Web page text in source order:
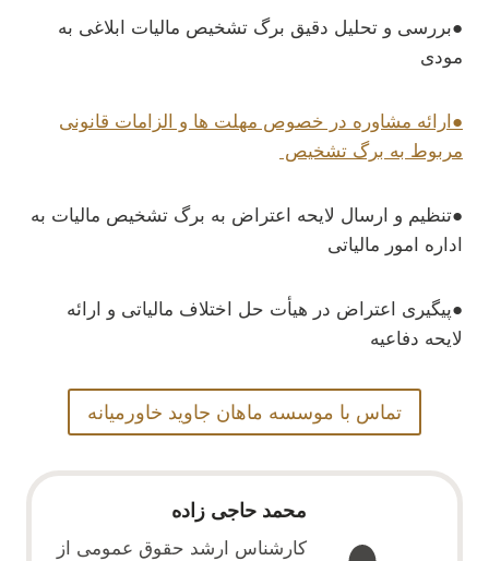
●بررسی و تحلیل دقیق برگ تشخیص مالیات ابلاغی به
مودی
●ارائه مشاوره در خصوص مهلت ها و الزامات قانونی
مربوط به برگ تشخیص
●تنظیم و ارسال لایحه اعتراض به برگ تشخیص مالیات به
اداره امور مالیاتی
●پیگیری اعتراض در هیأت حل اختلاف مالیاتی و ارائه
لایحه دفاعیه
تماس با موسسه ماهان جاوید خاورمیانه
محمد حاجی زاده
کارشناس ارشد حقوق عمومی از